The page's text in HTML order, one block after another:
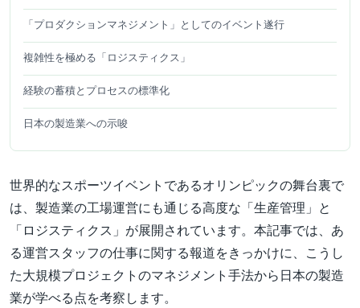
「プロダクションマネジメント」としてのイベント遂行
複雑性を極める「ロジスティクス」
経験の蓄積とプロセスの標準化
日本の製造業への示唆
世界的なスポーツイベントであるオリンピックの舞台裏で
は、製造業の工場運営にも通じる高度な「生産管理」と
「ロジスティクス」が展開されています。本記事では、あ
る運営スタッフの仕事に関する報道をきっかけに、こうし
た大規模プロジェクトのマネジメント手法から日本の製造
業が学べる点を考察します。